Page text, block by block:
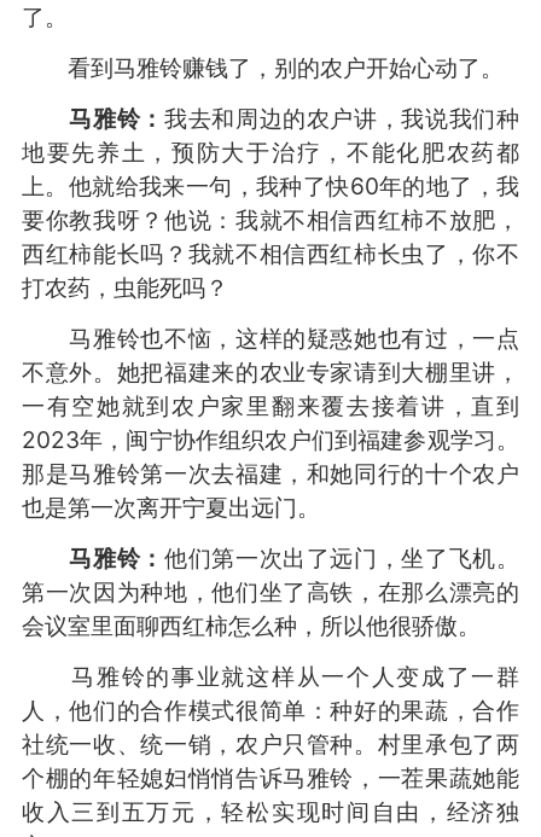
了。
看到马雅铃赚钱了，别的农户开始心动了。
马雅铃： 我去和周边的农户讲，我说我们种
地要先养土，预防大于治疗，不能化肥农药都
上。他就给我来一句，我种了快60年的地了，我
要你教我呀？他说：我就不相信西红柿不放肥，
西红柿能长吗？我就不相信西红柿长虫了，你不
打农药，虫能死吗？
马雅铃也不恼，这样的疑惑她也有过，一点
不意外。她把福建来的农业专家请到大棚里讲，
一有空她就到农户家里翻来覆去接着讲，直到
2023年，闽宁协作组织农户们到福建参观学习。
那是马雅铃第一次去福建，和她同行的十个农户
也是第一次离开宁夏出远门。
马雅铃： 他们第一次出了远门，坐了飞机。
第一次因为种地，他们坐了高铁，在那么漂亮的
会议室里面聊西红柿怎么种，所以他很骄傲。
马雅铃的事业就这样从一个人变成了一群
人，他们的合作模式很简单：种好的果蔬，合作
社统一收、统一销，农户只管种。村里承包了两
个棚的年轻媳妇悄悄告诉马雅铃，一茬果蔬她能
收入三到五万元，轻松实现时间自由，经济独